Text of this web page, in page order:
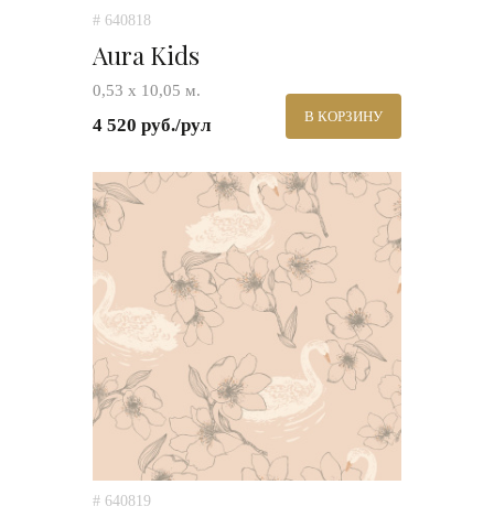
# 640818
Aura Kids
0,53 х 10,05 м.
4 520 руб./рул В КОРЗИНУ
# 640819